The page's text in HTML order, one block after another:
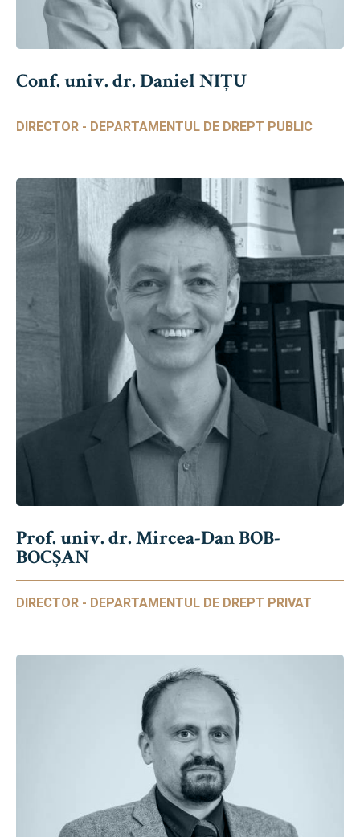
Conf. univ. dr. Daniel NIŢU
DIRECTOR - DEPARTAMENTUL DE DREPT PUBLIC
Prof. univ. dr. Mircea-Dan BOB-
BOCȘAN
DIRECTOR - DEPARTAMENTUL DE DREPT PRIVAT